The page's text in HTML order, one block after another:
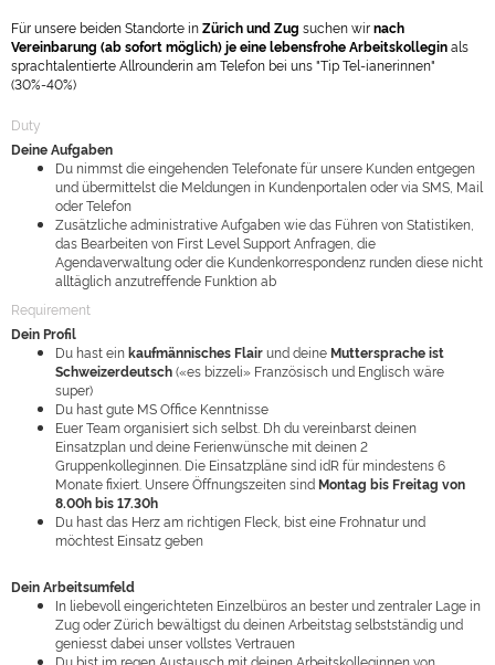
Für unsere beiden Standorte inZürich und Zug suchen wirnach
Vereinbarung (ab sofort möglich) je eine lebensfrohe Arbeitskolleginals
sprachtalentierte Allrounderin am Telefon bei uns "Tip Tel-ianerinnen"
(30%-40%)
Duty
Deine Aufgaben
Du nimmst die eingehenden Telefonate für unsere Kunden entgegen
und übermittelst die Meldungen in Kundenportalen oder via SMS, Mail
oder Telefon
Zusätzliche administrative Aufgaben wie das Führen von Statistiken,
das Bearbeiten von First Level Support Anfragen, die
Agendaverwaltung oder die Kundenkorrespondenz runden diese nicht
alltäglich anzutreffende Funktion ab
Requirement
Dein Profil
Du hast einkaufmännisches Flairund deine Muttersprache ist
Schweizerdeutsch(«es bizzeli» Französisch und Englisch wäre
super)
Du hast gute MS Office Kenntnisse
Euer Team organisiert sich selbst. Dh du vereinbarst deinen
Einsatzplan und deine Ferienwünsche mit deinen 2
Gruppenkolleginnen. Die Einsatzpläne sind idR für mindestens 6
Monate fixiert. Unsere Öffnungszeiten sind Montag bis Freitag von
8.00h bis 17.30h
Du hast das Herz am richtigen Fleck, bist eine Frohnatur und
möchtest Einsatz geben
Dein Arbeitsumfeld
In liebevoll eingerichteten Einzelbüros an bester und zentraler Lage in
Zug oder Zürich bewältigst du deinen Arbeitstag selbstständig und
geniesst dabei unser vollstes Vertrauen
Du bist im regen Austausch mit deinen Arbeitskolleginnen von